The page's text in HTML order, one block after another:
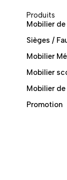
Produits
Mobilier de
Sièges /
Mobilier
Mobilier
Mobilier
Promotion